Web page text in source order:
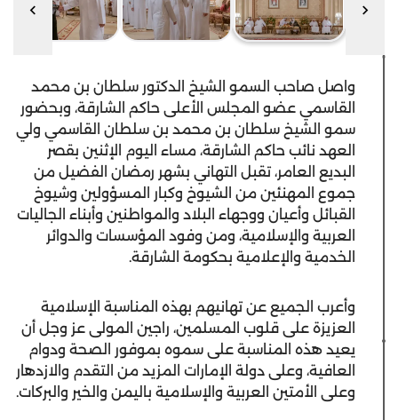
واصل صاحب السمو الشيخ الدكتور سلطان بن محمد
القاسمي عضو المجلس الأعلى حاكم الشارقة، وبحضور
سمو الشيخ سلطان بن محمد بن سلطان القاسمي ولي
العهد نائب حاكم الشارقة، مساء اليوم الإثنين بقصر
البديع العامر، تقبل التهاني بشهر رمضان الفضيل من
جموع المهنئين من الشيوخ وكبار المسؤولين وشيوخ
القبائل وأعيان ووجهاء البلاد والمواطنين وأبناء الجاليات
العربية والإسلامية، ومن وفود المؤسسات والدوائر
الخدمية والإعلامية بحكومة الشارقة.
وأعرب الجميع عن تهانيهم بهذه المناسبة الإسلامية
العزيزة على قلوب المسلمين، راجين المولى عز وجل أن
يعيد هذه المناسبة على سموه بموفور الصحة ودوام
العافية، وعلى دولة الإمارات المزيد من التقدم والازدهار
وعلى الأمتين العربية والإسلامية باليمن والخير والبركات.